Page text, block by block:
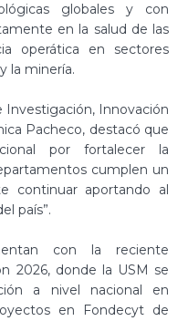
globales y con
en la salud de las
operática en sectores
la minería.
Investigación, Innovación
Pacheco, destacó que
por fortalecer la
cumplen un
continuar aportando al
país”.
con la reciente
2026, donde la USM se
a nivel nacional en
en Fondecyt de